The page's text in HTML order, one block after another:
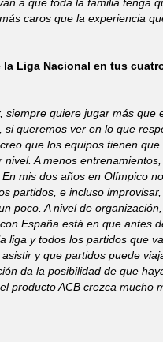
caros que la experiencia
Liga Nacional en tus
siempre quiere jugar más que
queremos ver en lo que
que los equipos tienen
A menos
mis dos años en Olímpico
partidos, e incluso
poco. A nivel de
España está en que antes
liga y todos los partidos que
y que partidos puede
da la posibilidad de que
producto ACB crezca mucho